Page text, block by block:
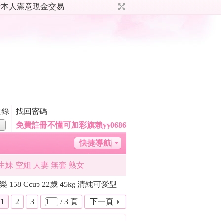
人滿意現金交易
錄
找回密碼
免費註冊不懂可加彩旗賴yy0686
快捷導航
商·「ときめく茶屋」
台灣成人約炮福利群組
妹 空姐 人妻 無套 熟女
158 Ccup 22歲 45kg 清純可愛型
1 2 3 / 3 頁 下一頁